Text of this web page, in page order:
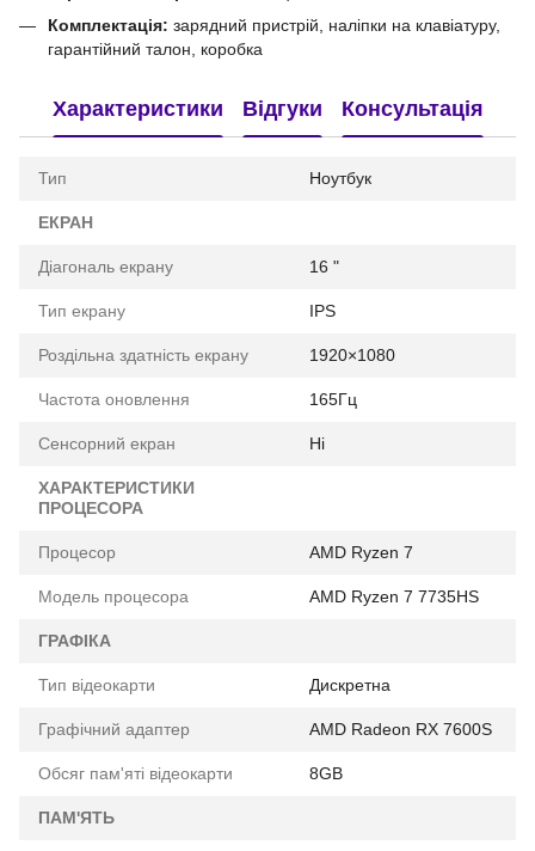
Комплектація: зарядний пристрій, наліпки на клавіатуру,
гарантійний талон, коробка
Характеристики Відгуки Консультація
Тип Ноутбук
ЕКРАН
Діагональ екрану 16 "
Тип екрану IPS
Роздільна здатність екрану 1920×1080
Частота оновлення 165Гц
Сенсорний екран Ні
ХАРАКТЕРИСТИКИ
ПРОЦЕСОРА
Процесор AMD Ryzen 7
Модель процесора AMD Ryzen 7 7735HS
ГРАФІКА
Тип відеокарти Дискретна
Графічний адаптер AMD Radeon RX 7600S
Обсяг пам'яті відеокарти 8GB
ПАМ'ЯТЬ